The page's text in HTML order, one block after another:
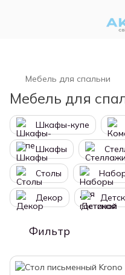
Мебель для спальни
Мебель для
Шкафы-купе
Шкафы
Столы
Декор
Фильтр